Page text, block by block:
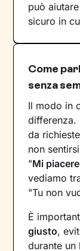
può
sicuro in
Come
senza
Il modo in
differenza.
da
non
"Mi
vediamo
"Tu non
È
giusto,
durante